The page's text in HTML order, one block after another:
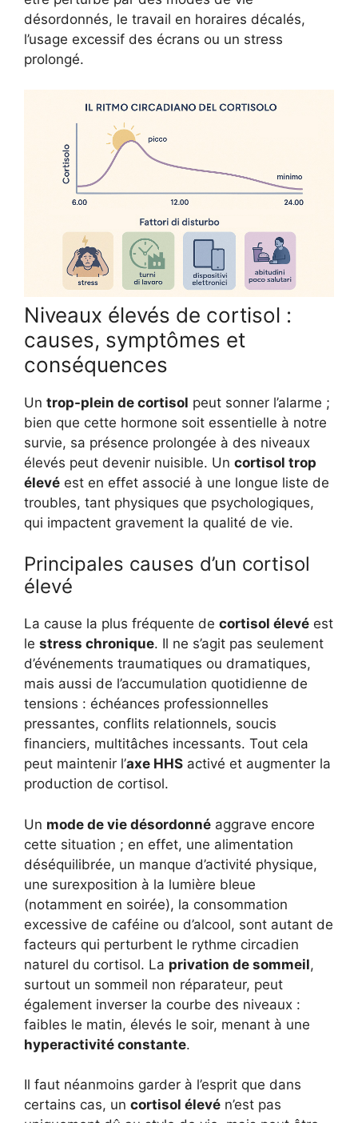
désordonnés, le travail en horaires décalés,
l’usage excessif des écrans ou un stress
prolongé.
Niveaux élevés de cortisol :
causes, symptômes et
conséquences
Un trop-plein de cortisol peut sonner l’alarme ;
bien que cette hormone soit essentielle à notre
survie, sa présence prolongée à des niveaux
élevés peut devenir nuisible. Un cortisol trop
élevé est en effet associé à une longue liste de
troubles, tant physiques que psychologiques,
qui impactent gravement la qualité de vie.
Principales causes d’un cortisol
élevé
La cause la plus fréquente de cortisol élevé est
le stress chronique. Il ne s’agit pas seulement
d’événements traumatiques ou dramatiques,
mais aussi de l’accumulation quotidienne de
tensions : échéances professionnelles
pressantes, conflits relationnels, soucis
financiers, multitâches incessants. Tout cela
peut maintenir l’axe HHS activé et augmenter la
production de cortisol.
Un mode de vie désordonné aggrave encore
cette situation ; en effet, une alimentation
déséquilibrée, un manque d’activité physique,
une surexposition à la lumière bleue
(notamment en soirée), la consommation
excessive de caféine ou d’alcool, sont autant de
facteurs qui perturbent le rythme circadien
naturel du cortisol. La privation de sommeil,
surtout un sommeil non réparateur, peut
également inverser la courbe des niveaux :
faibles le matin, élevés le soir, menant à une
hyperactivité constante.
Il faut néanmoins garder à l’esprit que dans
certains cas, un cortisol élevé n’est pas